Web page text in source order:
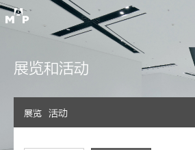
展览和活动
展览 活动